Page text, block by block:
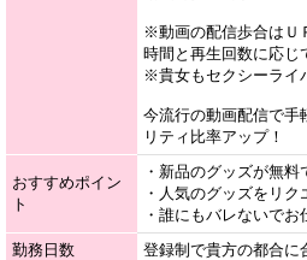
※動画の配信歩合はＵ
時間と再生回数に応じ
※貴女もセクシーライ
今流行の動画配信で手
リティ比率アップ！
おすすめポイン
ト
・新品のグッズが無料
・人気のグッズをリク
・誰にもバレないでお
勤務日数
登録制で貴方の都合に